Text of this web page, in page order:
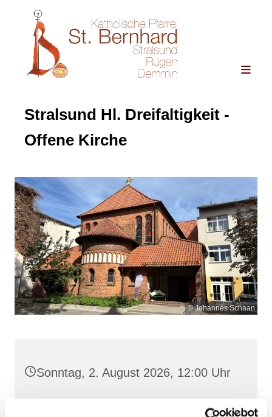
Stralsund Hl. Dreifaltigkeit -
Offene Kirche
© Johannes Schaan
Sonntag, 2. August 2026, 12:00 Uhr